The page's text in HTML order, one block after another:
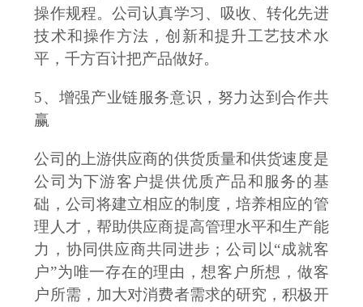
操作规程。公司认真学习、吸收、转化先进
技术和操作方法，创新和提升工艺技术水
平，千方百计把产品做好。
5、增强产业链服务意识，努力达到合作共
赢
公司的上游供应商的供货质量和供货速度是
公司为下游客户提供优质产品和服务的基
础，公司将建立相应的制度，培养相应的管
理人才，帮助供应商提高管理水平和生产能
力，协同供应商共同进步；公司以“成就客
户”为唯一存在的理由，想客户所想，做客
户所需，加大对消费者需求的研究，积极开